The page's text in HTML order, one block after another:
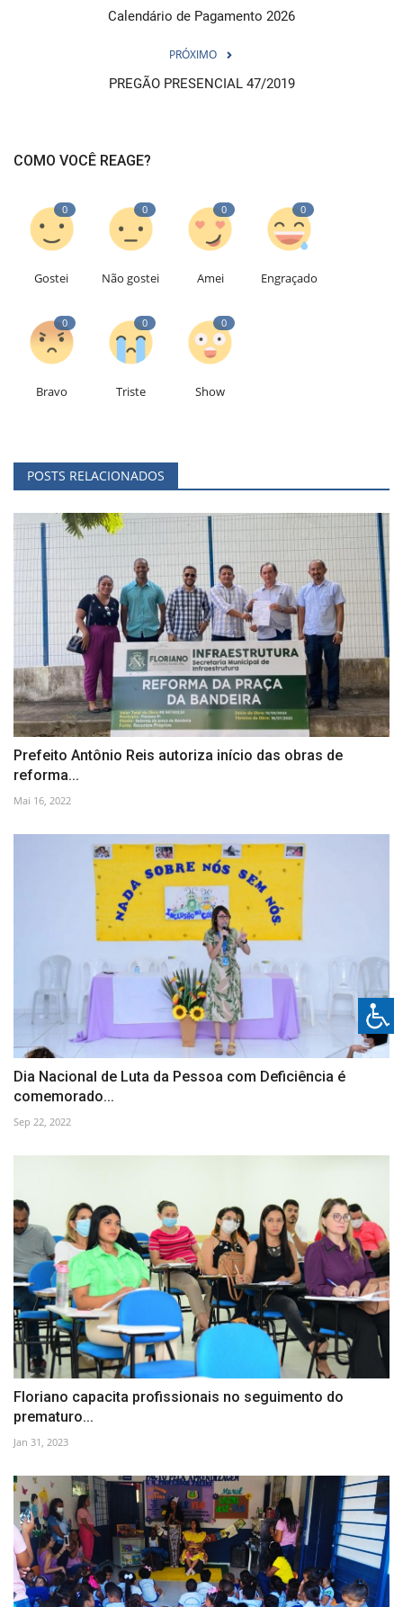
Calendário de Pagamento 2026
PRÓXIMO
PREGÃO PRESENCIAL 47/2019
COMO VOCÊ REAGE?
0
Gostei
0
Não gostei
0
Amei
0
Engraçado
0
Bravo
0
Triste
0
Show
POSTS RELACIONADOS
Prefeito Antônio Reis autoriza início das obras de
reforma...
Mai 16, 2022
Dia Nacional de Luta da Pessoa com Deficiência é
comemorado...
Sep 22, 2022
Floriano capacita profissionais no seguimento do
prematuro...
Jan 31, 2023